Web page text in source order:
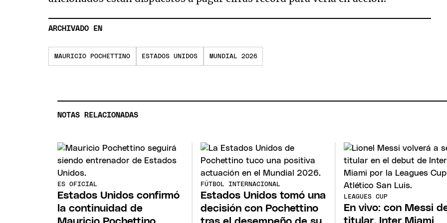
ARCHIVADO EN
MAURICIO POCHETTINO ESTADOS UNIDOS MUNDIAL 2026
NOTAS RELACIONADAS
ES OFICIAL
Estados Unidos confirmó
la continuidad de
FÚTBOL INTERNACIONAL
Estados Unidos tomó una
decisión con Pochettino
LEAGUES CUP
En vivo: con Messi
titular, Inter Miami